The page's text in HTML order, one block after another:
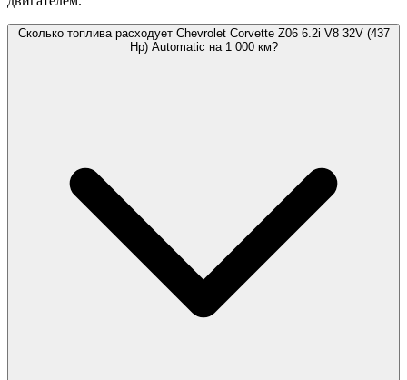
Сколько топлива расходует Chevrolet Corvette Z06 6.2i V8 32V (437
Hp) Automatic на 1 000 км?